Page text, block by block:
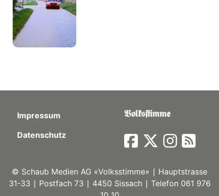
Impressum
Datenschutz
© Schaub Medien AG «Volksstimme» ∣ Hauptstrasse
31-33 ∣ Postfach 73 ∣ 4450 Sissach ∣ Telefon 061 976